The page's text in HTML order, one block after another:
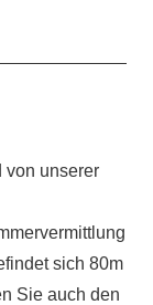
von unserer
sich 80m
Sie auch den